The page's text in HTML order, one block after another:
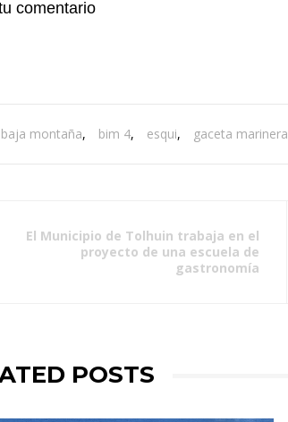
comentario
baja montaña, bim 4, esqui, gaceta marinera
El Municipio de Tolhuin trabaja en el
proyecto de una escuela de
gastronomía
POSTS